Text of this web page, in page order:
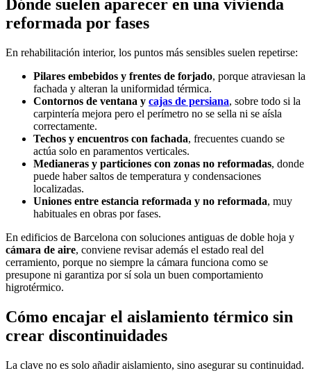
Dónde suelen aparecer en una vivienda
reformada por fases
En rehabilitación interior, los puntos más sensibles suelen repetirse:
Pilares embebidos y frentes de forjado, porque atraviesan la
fachada y alteran la uniformidad térmica.
Contornos de ventana y cajas de persiana, sobre todo si la
carpintería mejora pero el perímetro no se sella ni se aísla
correctamente.
Techos y encuentros con fachada, frecuentes cuando se
actúa solo en paramentos verticales.
Medianeras y particiones con zonas no reformadas, donde
puede haber saltos de temperatura y condensaciones
localizadas.
Uniones entre estancia reformada y no reformada, muy
habituales en obras por fases.
En edificios de Barcelona con soluciones antiguas de doble hoja y
cámara de aire, conviene revisar además el estado real del
cerramiento, porque no siempre la cámara funciona como se
presupone ni garantiza por sí sola un buen comportamiento
higrotérmico.
Cómo encajar el aislamiento térmico sin
crear discontinuidades
La clave no es solo añadir aislamiento, sino asegurar su continuidad.